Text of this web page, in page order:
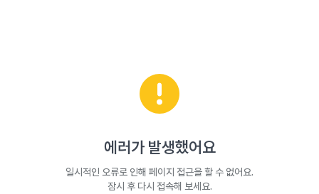
에러가 발생했어요
일시적인 오류로 인해 페이지 접근을 할 수 없어요.
잠시 후 다시 접속해 보세요.